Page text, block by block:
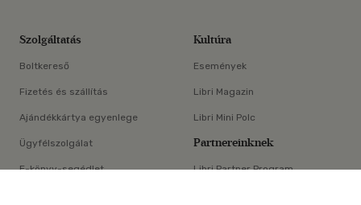
×
Szolgáltatás
Boltkereső
Fizetés és szállítás
Ajándékkártya egyenlege
Ügyfélszolgálat
E-könyv-segédlet
Kultúra
Események
Libri Magazin
Libri Mini Polc
Partnereinknek
Libri Partner Program